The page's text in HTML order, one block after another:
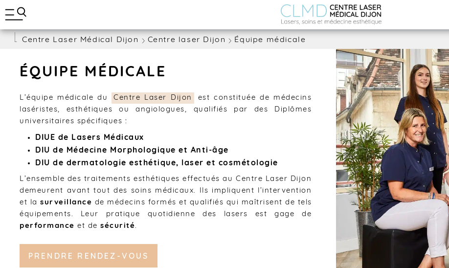
e
BLOG
Centre Laser Médical Dijon Centre laser Dijon Équipe médicale
ÉQUIPE MÉDICALE
L’équipe médicale du Centre Laser Dijon
est constituée de médecins
laséristes, esthétiques ou angiologues, qualifiés par des Diplômes
universitaires spécifiques :
DIUE de Lasers Médicaux
DIU de Médecine Morphologique et Anti-âge
DIU de dermatologie esthétique, laser et cosmétologie
L’ensemble des traitements esthétiques effectués au Centre Laser Dijon
demeurent avant tout des soins médicaux. Ils impliquent l’intervention
et la surveillance de médecins formés et qualifiés qui maîtrisent de tels
équipements. Leur pratique quotidienne des lasers est gage de
performance et de sécurité.
PRENDRE RENDEZ-VOUS